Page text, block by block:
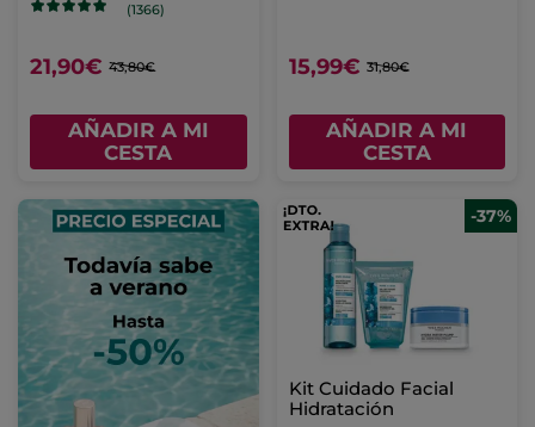
(1366)
21,90€ 43,80€
AÑADIR A MI
CESTA
15,99€ 31,80€
AÑADIR A MI
CESTA
-37%
Kit Cuidado Facial
Hidratación